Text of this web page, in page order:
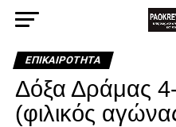
ΕΠΙΚΑΙΡΌΤΗΤΑ
Δόξα Δράμας
(φιλικός